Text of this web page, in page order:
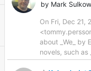
by Mark
On Fri, Dec 21,
about _We_ by
novels, such as